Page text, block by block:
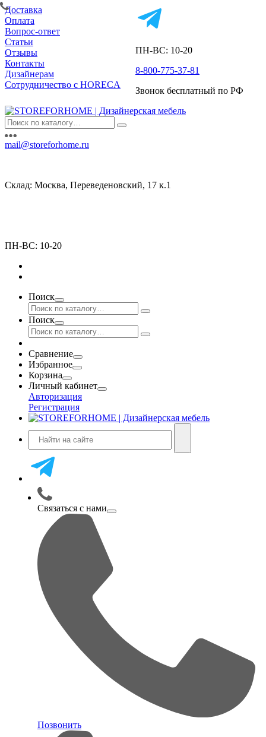
Доставка
Оплата
Вопрос-ответ
Статьи
Отзывы
Контакты
Дизайнерам
Сотрудничество с HORECA
ПН-ВС: 10-20
8-800-775-37-81
Звонок бесплатный по РФ
mail@storeforhome.ru
Склад: Москва, Переведеновский, 17 к.1
ПН-ВС: 10-20
Поиск
Поиск
Сравнение
Избранное
Корзина
Личный кабинет
Авторизация
Регистрация
Связаться с нами
Позвонить